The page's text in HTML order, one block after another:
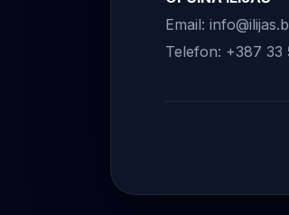
Email:
Telefon: +387 33